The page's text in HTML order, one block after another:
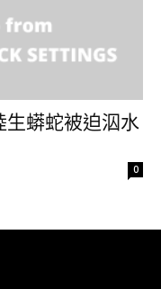
生蟒蛇被迫泅水
0